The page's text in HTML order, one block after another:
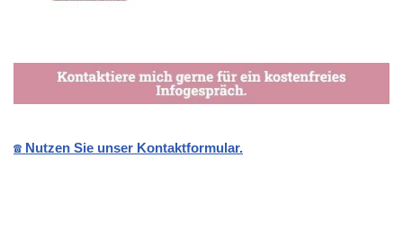
☎️ Nutzen Sie unser Kontaktformular.